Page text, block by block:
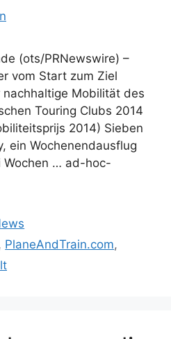
(ots/PRNewswire) –
vom Start zum Ziel
Mobilität des
Touring Clubs 2014
2014) Sieben
ein Wochenendausflug
Wochen … ad-hoc-
, PlaneAndTrain.com,